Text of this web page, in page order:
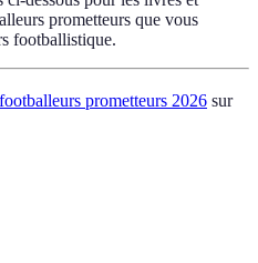
prometteurs que vous
footballistique.
prometteurs 2026 sur